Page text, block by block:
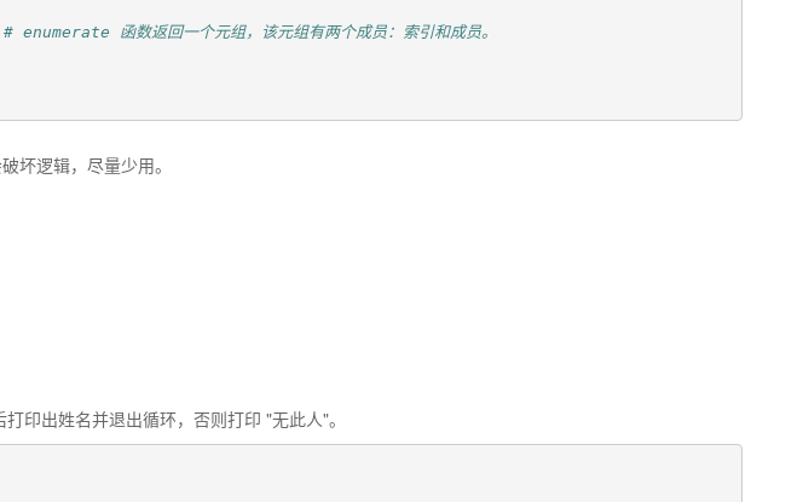
# enumerate 函数返回一个元组，该元组有两个成员：索引和成员。
坏逻辑，尽量少用。
印出姓名并退出循环，否则打印 "无此人"。